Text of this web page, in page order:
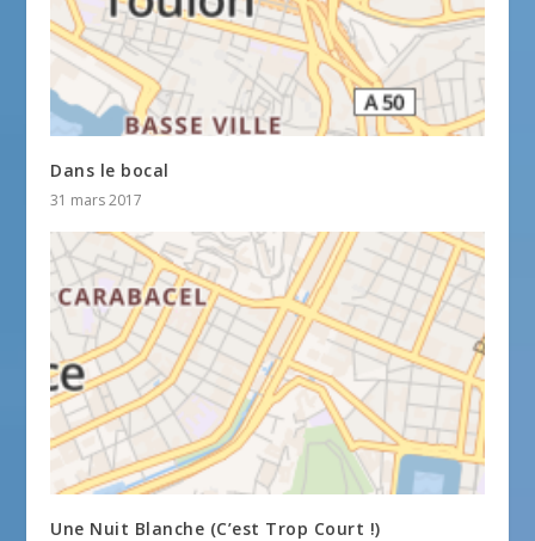
Dans le bocal
31 mars 2017
Une Nuit Blanche (C’est Trop Court !)